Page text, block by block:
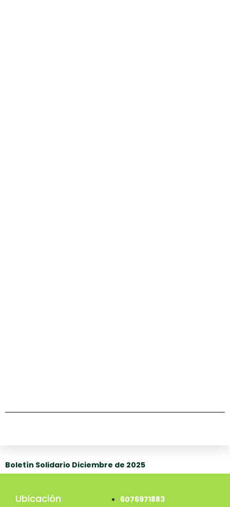
Boletín Solidario Diciembre de 2025
Ubicación
6076971883